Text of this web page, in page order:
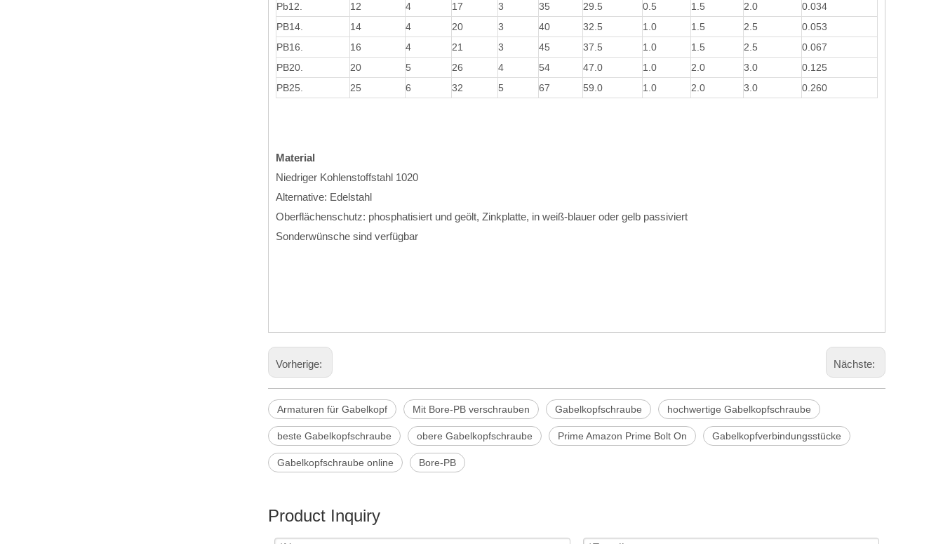
Pb12.
12 4 17 3 35 29.5 0.5 1.5 2.0
0.034
PB14.
14 4 20 3 40 32.5 1.0 1.5 2.5
0.053
PB16.
16 4 21 3 45 37.5 1.0 1.5 2.5
0.067
PB20.
20 5 26 4 54 47.0 1.0 2.0 3.0
0.125
PB25.
25 6 32 5 67 59.0 1.0 2.0 3.0 0.260
Material
Niedriger Kohlenstoffstahl 1020
Alternative: Edelstahl
Oberflächenschutz: phosphatisiert und geölt, Zinkplatte, in weiß-blauer oder gelb passiviert
Sonderwünsche sind verfügbar
Vorherige: Nächste:
Armaturen für Gabelkopf Mit Bore-PB verschrauben Gabelkopfschraube hochwertige Gabelkopfschraube
beste Gabelkopfschraube obere Gabelkopfschraube Prime Amazon Prime Bolt On Gabelkopfverbindungsstücke
Gabelkopfschraube online Bore-PB
Product Inquiry